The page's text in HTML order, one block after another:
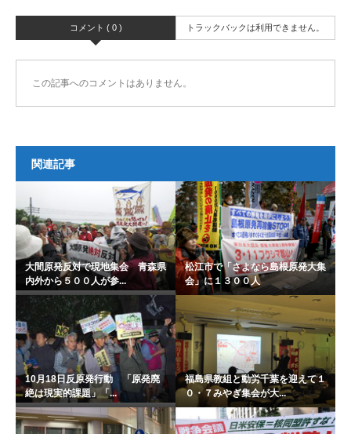
コメント ( 0 ) トラックバックは利用できません。
この記事へのコメントはありません。
関連記事
大間原発反対で現地集会 青森県
内外から５００人が参...
松江市で「さよなら島根原発大集
会」に１３００人
10月18日反原発行動 「原発廃
絶は現実的課題」「...
福島県教組と動労千葉を迎えて１
０・７みやぎ集会が大...